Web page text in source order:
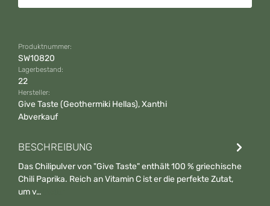
Produktnummer:
SW10820
Lagerbestand:
22
Hersteller:
Give Taste (Geothermiki Hellas), Xanthi
Abverkauf
BESCHREIBUNG
Das Chilipulver von "Give Taste" enthält 100 % griechische
Chili Paprika. Reich an Vitamin C ist er die perfekte Zutat,
um v…